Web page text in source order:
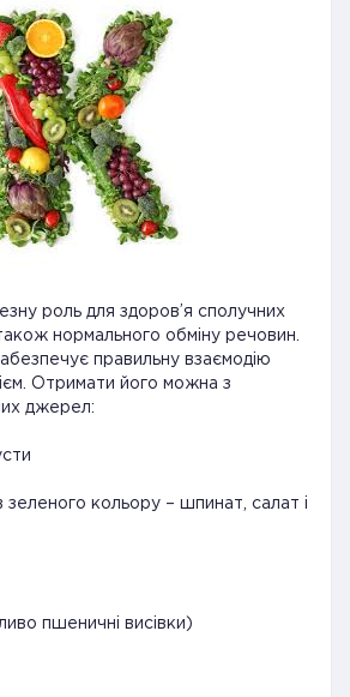
роль для здоров’я сполучних
нормального обміну речовин.
правильну взаємодію
Отримати його можна з
джерел:
зеленого кольору – шпинат, салат і
пшеничні висівки)